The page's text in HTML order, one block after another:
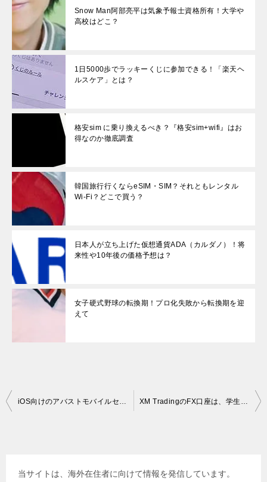
Snow Man阿部亮平は気象予報士資格所有！大学や
高校はどこ？
1日5000歩でラッキーくじに参加できる！「楽天ヘ
ルスケア」とは？
格安sim に乗り換えるべき？『格安sim+wifi』はお
得なのか徹底調査
韓国旅行行くならeSIM・SIM？それともレンタル
Wi-Fi？どこで買う？
日本人が立ち上げた仮想通貨ADA（カルダノ）！将
来性や10年後の価格予想は？
女子硬式野球の転換期！プロ化失敗から転換期を迎
えて
投
iOS向けのアバストモバイルセキュリティあります！ XM TradingのFX口座は、学生や主婦、主夫などの収入ゼロの無職でも開設
当サイトは、海外在住者に向けて情報を発信しています。